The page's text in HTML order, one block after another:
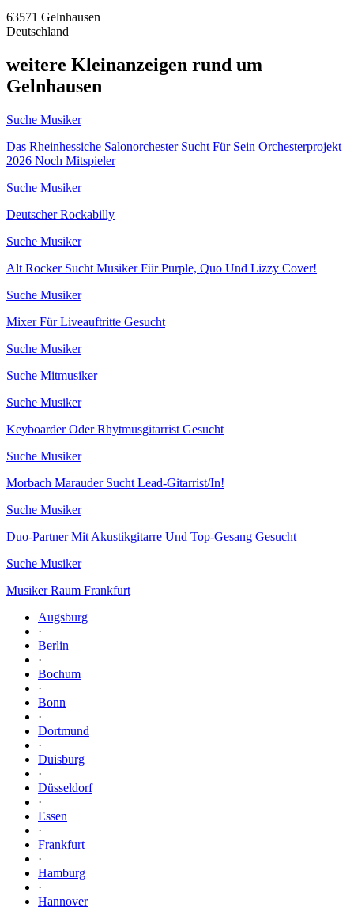
63571 Gelnhausen
Deutschland
weitere Kleinanzeigen rund um
Gelnhausen
Suche Musiker
Das Rheinhessiche Salonorchester Sucht Für Sein Orchesterprojekt
2026 Noch Mitspieler
Suche Musiker
Deutscher Rockabilly
Suche Musiker
Alt Rocker Sucht Musiker Für Purple, Quo Und Lizzy Cover!
Suche Musiker
Mixer Für Liveauftritte Gesucht
Suche Musiker
Suche Mitmusiker
Suche Musiker
Keyboarder Oder Rhytmusgitarrist Gesucht
Suche Musiker
Morbach Marauder Sucht Lead-Gitarrist/In!
Suche Musiker
Duo-Partner Mit Akustikgitarre Und Top-Gesang Gesucht
Suche Musiker
Musiker Raum Frankfurt
Augsburg
·
Berlin
·
Bochum
·
Bonn
·
Dortmund
·
Duisburg
·
Düsseldorf
·
Essen
·
Frankfurt
·
Hamburg
·
Hannover